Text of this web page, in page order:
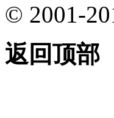
© 2001-
返回顶部